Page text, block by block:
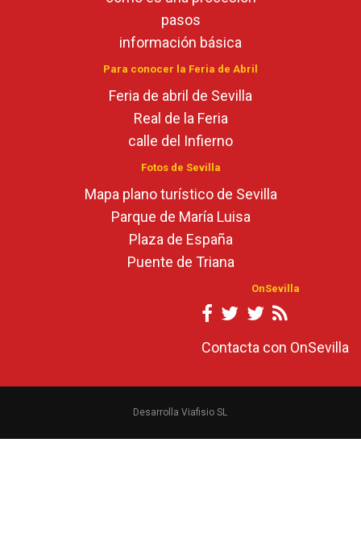
pasos
información básica
Para conocer la Feria de Abril
Feria de abril de Sevilla
Real de la Feria
calle del Infierno
Fotos de Sevilla
Mapa plano turístico de Sevilla
Parque de María Luisa
Plaza de España
Puente de Triana
OnSevilla
Contacta con OnSevilla
Desarrolla Viafisio SL